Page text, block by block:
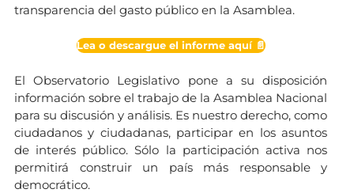
transparencia del gasto público en la Asamblea.
Lea o descargue el informe aquí 📄
El Observatorio Legislativo pone a su disposición
información sobre el trabajo de la Asamblea Nacional
para su discusión y análisis. Es nuestro derecho, como
ciudadanos y ciudadanas, participar en los asuntos
de interés público. Sólo la participación activa nos
permitirá construir un país más responsable y
democrático.